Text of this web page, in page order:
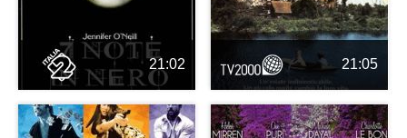
21:02 21:05